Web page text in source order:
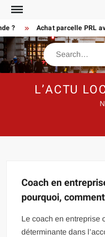
Skip
content
? Achat parcelle PRL
Search
L’ACTU
Coach en
pourquoi,
Le coach en entreprise
déterminante dans